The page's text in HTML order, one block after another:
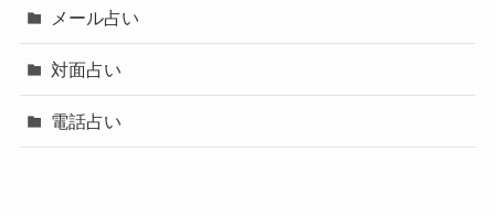
メール占い
対面占い
電話占い